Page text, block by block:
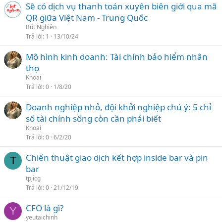
Sẽ có dịch vụ thanh toán xuyên biên giới qua mã
QR giữa Việt Nam - Trung Quốc
Bút Nghiên
Trả lời 1 13/10/24
Mô hình kinh doanh: Tài chính bảo hiểm nhân
thọ
Khoai
Trả lời 0 1/8/20
Doanh nghiệp nhỏ, đội khởi nghiệp chú ý: 5 chỉ
số tài chính sống còn cần phải biết
Khoai
Trả lời 0 6/2/20
T
Chiến thuật giao dịch kết hợp inside bar và pin
bar
tpjicg
Trả lời 0 21/12/19
Y CFO là gì?
yeutaichinh